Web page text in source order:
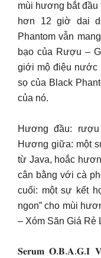
mùi hương bắt đầu
hơn 12 giờ dai
Phantom vẫn
bạo của Rượu –
giới mộ điệu nước
sọ của Black
của nó.
Hương đầu:
Hương giữa: một
từ Java, hoắc
cân bằng với cà
cuối: một sự kết
ngon” cho mùi
– Xóm Săn Giá Rẻ
𝐒𝐞𝐫𝐮𝐦 𝐎.𝐁.𝐀.𝐆.𝐈